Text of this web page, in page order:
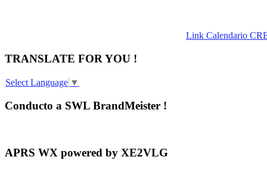
Link Calendario
TRANSLATE FOR YOU !
Select Language ▼
Conducto a SWL BrandMeister !
APRS WX powered by XE2VLG